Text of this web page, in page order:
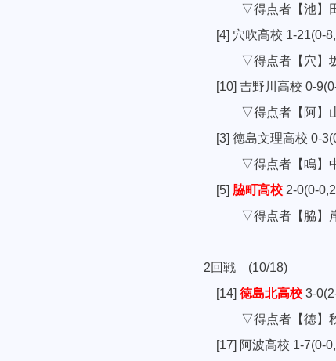
▽得点者【池】田原
[4] 穴吹高校 1-21(0-
▽得点者【穴】坂本
[10] 吉野川高校 0-
▽得点者【阿】山中
[3] 徳島文理高校 0-
▽得点者【鳴】中
[5] 脇町高校 2-0(0-
▽得点者【脇】岸
2回戦 (10/18)
[14] 徳島北高校 3-
▽得点者【徳】秋
[17] 阿波高校 1-7(0-